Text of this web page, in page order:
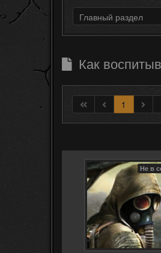
Как
1
Не в